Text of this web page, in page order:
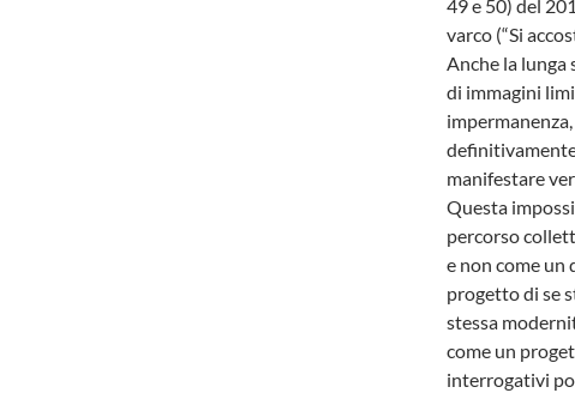
49 e 50) del
varco (“Si
Anche la lunga
di immagini
manifestare
Questa
percorso
e non come un
progetto di se
stessa
come un
interrogativi